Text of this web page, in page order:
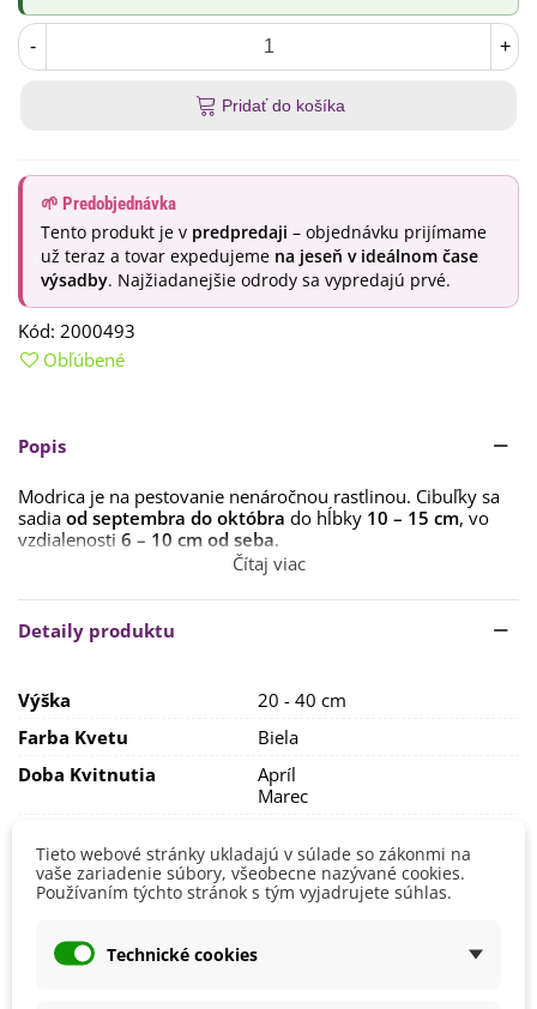
- +
Pridať do košíka
🌱 Predobjednávka
Tento produkt je v predpredaji – objednávku prijímame
už teraz a tovar expedujeme na jeseň v ideálnom čase
výsadby. Najžiadanejšie odrody sa vypredajú prvé.
Kód: 2000493
Obľúbené
Popis
Modrica je na pestovanie nenáročnou rastlinou. Cibuľky sa
sadia od septembra do októbra do hĺbky 10 – 15 cm, vo
vzdialenosti 6 – 10 cm od seba.
Stanovisko vyberte dostatočne
priepustnou, suchšou pôdou, zásobenou živinami, a s
neutrálnym pH.Do zimy modriciam narastú listy a od
marca budú nasadzovať kvety.
nevyžadujú žiadnu zvláštnu starostlivosť. Po odkvitnutí nie
je treba rastliny vybrať z pôdy. Iba vtedy, ak je porast príliš
hustý, je lepšie cibuľky v júni vybrať a na jeseň ich rozsadiť.
Čítaj viac
Detaily produktu
Výška
20 - 40 cm
Farba Kvetu
Biela
Doba Kvitnutia
Apríl
Marec
Stanovisko
Polotienisté
Slnečné
Tieto webové stránky ukladajú v súlade so zákonmi na
vaše zariadenie súbory, všeobecne nazývané cookies.
Používaním týchto stránok s tým vyjadrujete súhlas.
Technické cookies